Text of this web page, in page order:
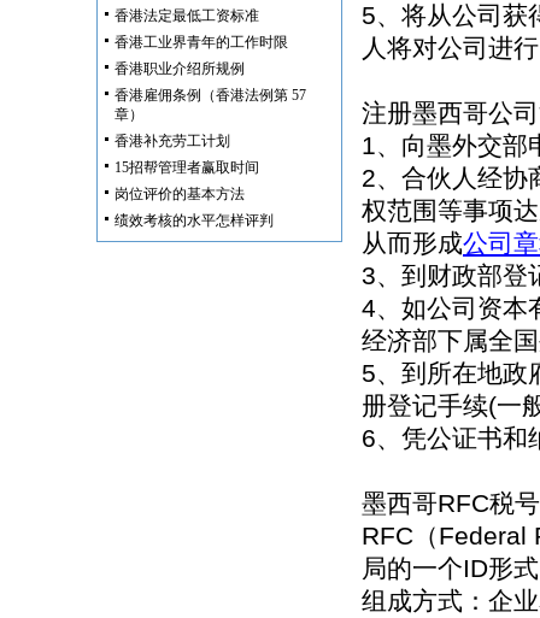
香港法定最低工资标准
香港工业界青年的工作时限
香港职业介绍所规例
香港雇佣条例（香港法例第 57
章）
香港补充劳工计划
15招帮管理者赢取时间
岗位评价的基本方法
绩效考核的水平怎样评判
5、将从公司获
人将对公司进
注册墨西哥公
1、向墨外交部
2、合伙人经协
权范围等事项
从而形成公司
3、到财政部登
4、如公司资本
经济部下属全
5、到所在地政
册登记手续(一
6、凭公证书和
墨西哥RFC税
RFC（Federal
局的一个ID形
组成方式：企